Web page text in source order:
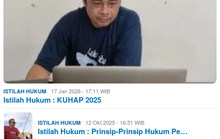
ISTILAH HUKUM 17 Jan 2026 - 17:11 WIB
Istilah Hukum : KUHAP 2025
ISTILAH HUKUM 12 Okt 2025 - 16:51 WIB
Istilah Hukum : Prinsip-Prinsip Hukum Pe…